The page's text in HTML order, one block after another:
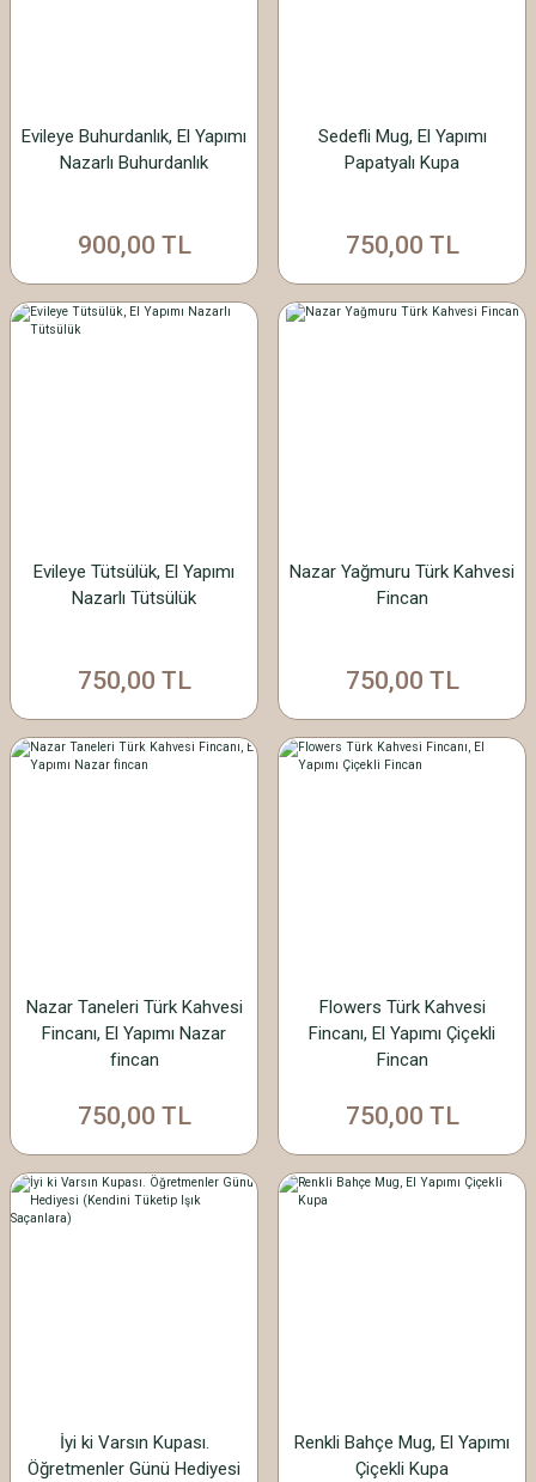
Evileye Buhurdanlık, El Yapımı
Nazarlı Buhurdanlık
900,00 TL
Sedefli Mug, El Yapımı
Papatyalı Kupa
750,00 TL
Evileye Tütsülük, El Yapımı
Nazarlı Tütsülük
750,00 TL
Nazar Yağmuru Türk Kahvesi
Fincan
750,00 TL
Nazar Taneleri Türk Kahvesi
Fincanı, El Yapımı Nazar
fincan
750,00 TL
Flowers Türk Kahvesi
Fincanı, El Yapımı Çiçekli
Fincan
750,00 TL
İyi ki Varsın Kupası.
Öğretmenler Günü Hediyesi
Renkli Bahçe Mug, El Yapımı
Çiçekli Kupa